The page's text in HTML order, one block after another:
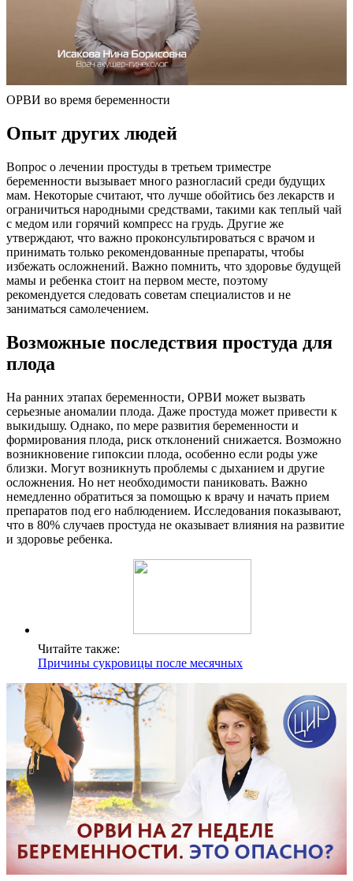
ОРВИ во время беременности
Опыт других людей
Вопрос о лечении простуды в третьем триместре
беременности вызывает много разногласий среди будущих
мам. Некоторые считают, что лучше обойтись без лекарств и
ограничиться народными средствами, такими как теплый чай
с медом или горячий компресс на грудь. Другие же
утверждают, что важно проконсультироваться с врачом и
принимать только рекомендованные препараты, чтобы
избежать осложнений. Важно помнить, что здоровье будущей
мамы и ребенка стоит на первом месте, поэтому
рекомендуется следовать советам специалистов и не
заниматься самолечением.
Возможные последствия простуда для
плода
На ранних этапах беременности, ОРВИ может вызвать
серьезные аномалии плода. Даже простуда может привести к
выкидышу. Однако, по мере развития беременности и
формирования плода, риск отклонений снижается. Возможно
возникновение гипоксии плода, особенно если роды уже
близки. Могут возникнуть проблемы с дыханием и другие
осложнения. Но нет необходимости паниковать. Важно
немедленно обратиться за помощью к врачу и начать прием
препаратов под его наблюдением. Исследования показывают,
что в 80% случаев простуда не оказывает влияния на развитие
и здоровье ребенка.
Читайте также:
Причины сукровицы после месячных